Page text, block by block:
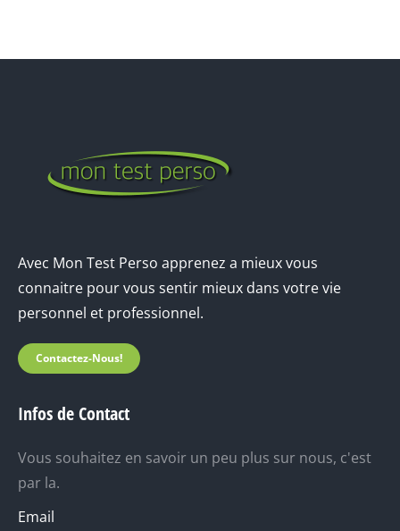
Avec Mon Test Perso apprenez a mieux vous
connaitre pour vous sentir mieux dans votre vie
personnel et professionnel.
Contactez-Nous!
Infos de Contact
Vous souhaitez en savoir un peu plus sur nous, c'est
par la.
Email